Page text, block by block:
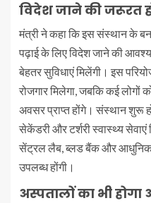
विदेश जाने की जरूरत
मंत्री ने कहा कि इस संस्थान के
पढ़ाई के लिए विदेश जाने की
बेहतर सुविधाएं मिलेंगी। इस
रोजगार मिलेगा, जबकि कई लोगों
अवसर प्राप्त होंगे। संस्थान शुरू
सेकेंडरी और टर्शरी स्वास्थ्य
सेंट्रल लैब, ब्लड बैंक और आधुनिक
उपलब्ध होंगी।
अस्पतालों का भी होगा